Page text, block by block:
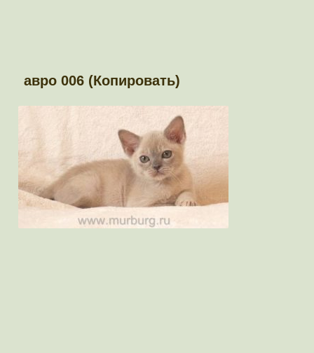
авро 006 (Копировать)